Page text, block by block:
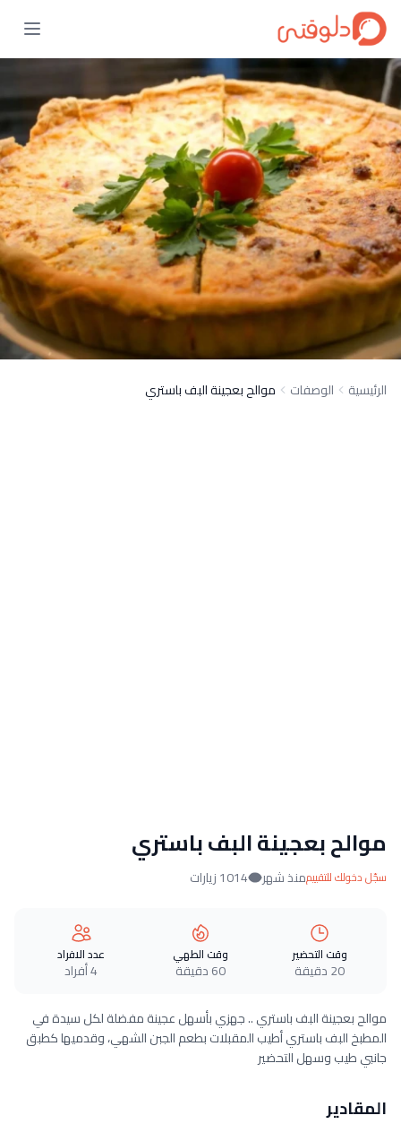
الرئيسية الوصفات موالح بعجينة البف باستري
موالح بعجينة البف باستري
سجّل دخولك للتقييممنذ شهر 1014 زيارات
وقت التحضير
20 دقيقة
وقت الطهي
60 دقيقة
عدد الافراد
4 أفراد
موالح بعجينة البف باستري .. جهزي بأسهل عجينة مفضلة لكل سيدة في
المطبخ البف باستري أطيب المقبلات بطعم الجبن الشهي، وقدميها كطبق
جانبي طيب وسهل التحضير
المقادير